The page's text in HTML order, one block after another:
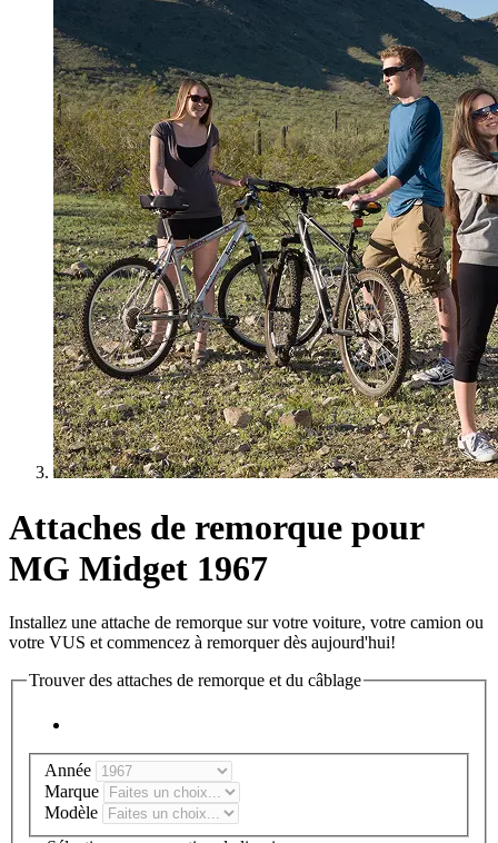
Attaches de remorque pour
MG Midget 1967
Installez une attache de remorque sur votre voiture, votre camion ou
votre VUS et commencez à remorquer dès aujourd'hui!
Trouver des attaches de remorque et du câblage
Année
Marque
Modèle